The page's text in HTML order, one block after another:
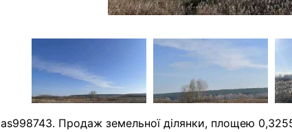
as998743. Продаж земельної ділянки, площею